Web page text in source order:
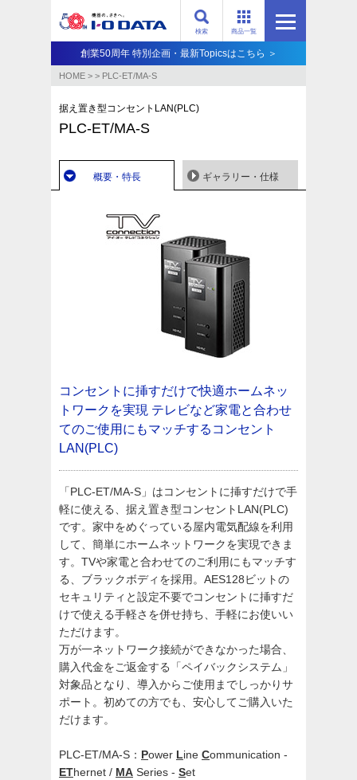
商品一覧
検索
創業50周年 特別企画・最新Topicsはこちら ＞
HOME > > PLC-ET/MA-S
据え置き型コンセントLAN(PLC)
PLC-ET/MA-S
概要・特長 ギャラリー・仕様
コンセントに挿すだけで快適ホームネッ
トワークを実現 テレビなど家電と合わせ
てのご使用にもマッチするコンセント
LAN(PLC)
「PLC-ET/MA-S」はコンセントに挿すだけで手
軽に使える、据え置き型コンセントLAN(PLC)
です。家中をめぐっている屋内電気配線を利用
して、簡単にホームネットワークを実現できま
す。TVや家電と合わせてのご利用にもマッチす
る、ブラックボディを採用。AES128ビットの
セキュリティと設定不要でコンセントに挿すだ
けで使える手軽さを併せ持ち、手軽にお使いい
ただけます。
万が一ネットワーク接続ができなかった場合、
購入代金をご返金する「ペイバックシステム」
対象品となり、導入からご使用までしっかりサ
ポート。初めての方でも、安心してご購入いた
だけます。
PLC-ET/MA-S： Power Line Communication -
EThernet / MA Series - Set